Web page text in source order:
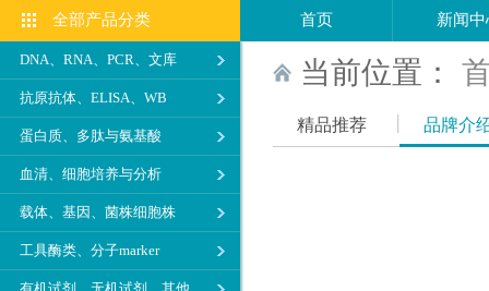
全部产品分类
DNA、RNA、PCR、文库
抗原抗体、ELISA、WB
蛋白质、多肽与氨基酸
血清、细胞培养与分析
载体、基因、菌株细胞株
工具酶类、分子marker
首页 新闻中
当前位置：
精品推荐 品牌介